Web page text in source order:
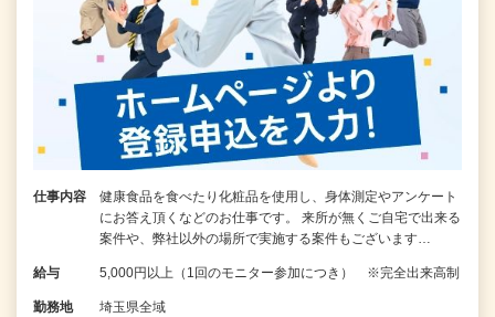
仕事内容
健康食品を食べたり化粧品を使用し、身体測定やアンケート
にお答え頂くなどのお仕事です。 来所が無くご自宅で出来る
案件や、弊社以外の場所で実施する案件もございます…
給与 5,000円以上（1回のモニター参加につき） ※完全出来高制
勤務地 埼玉県全域